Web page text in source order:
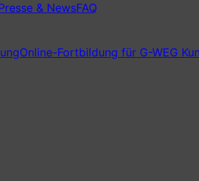
& NewsFAQ
Online-Fortbildung für G-WEG